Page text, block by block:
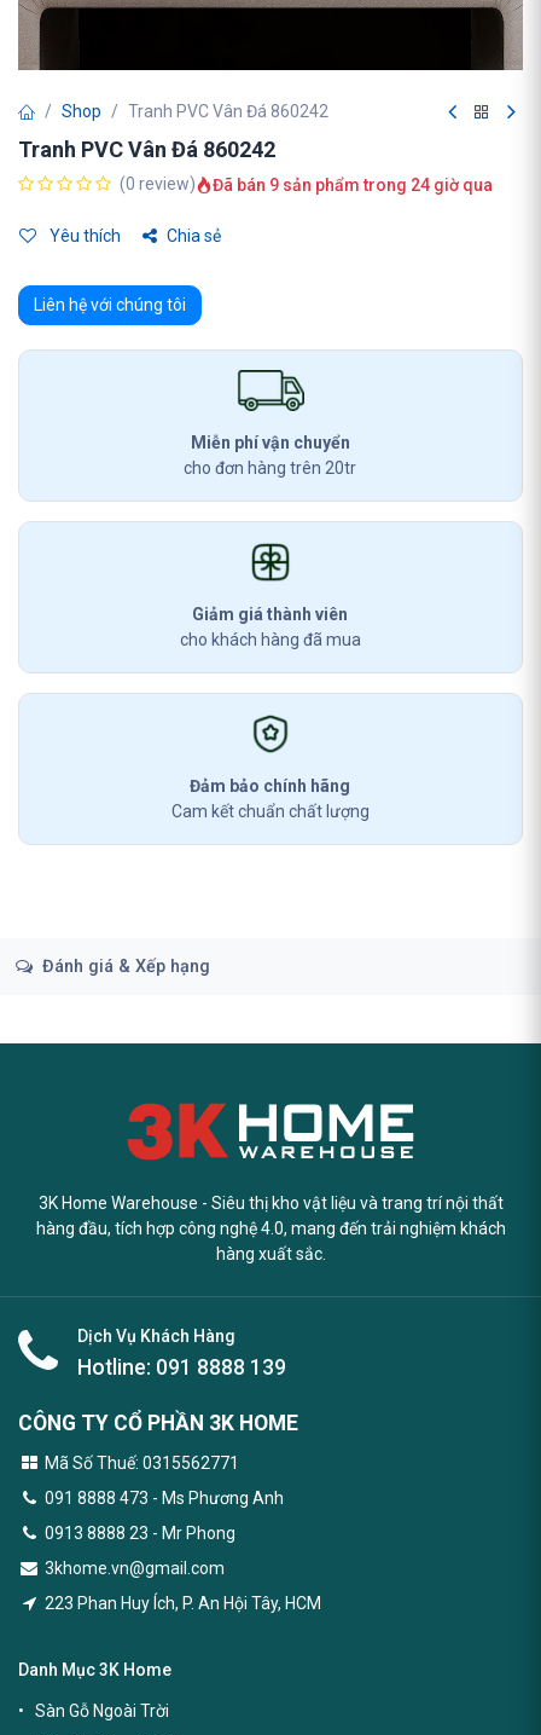
Shop Tranh PVC Vân Đá 860242
Tranh PVC Vân Đá 860242
(0 review) Đã bán 9 sản phẩm trong 24 giờ qua
Yêu thích Chia sẻ
Liên hệ với chúng tôi
Miễn phí vận chuyển
cho đơn hàng trên 20tr
Giảm giá thành viên
cho khách hàng đã mua
Đảm bảo chính hãng
Cam kết chuẩn chất lượng
Đánh giá & Xếp hạng
3K Home Warehouse - Siêu thị kho vật liệu và trang trí nội thất
hàng đầu, tích hợp công nghệ 4.0, mang đến trải nghiệm khách
hàng xuất sắc.
Dịch Vụ Khách Hàng
Hotline: 091 8888 139
CÔNG TY CỔ PHẦN 3K HOME
Mã Số Thuế: 0315562771
091 8888 473 - Ms Phương Anh
0913 8888 23 - Mr Phong
3khome.vn@gmail.com
223 Phan Huy Ích, P. An Hội Tây, HCM
Danh Mục 3K Home
Sàn Gỗ Ngoài Trời